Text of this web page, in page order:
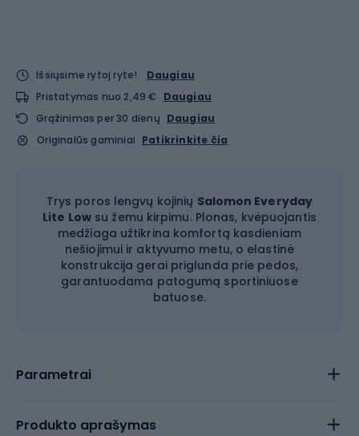
Išsiųsime rytoj ryte!
Daugiau
Pristatymas nuo 2,49 €
Daugiau
Grąžinimas per 30 dienų Daugiau
Originalūs gaminiai Patikrinkite čia
Trys poros lengvų kojinių Salomon Everyday
Lite Low su žemu kirpimu. Plonas, kvėpuojantis
medžiaga užtikrina komfortą kasdieniam
nešiojimui ir aktyvumo metu, o elastinė
konstrukcija gerai priglunda prie pėdos,
garantuodama patogumą sportiniuose
batuose.
Parametrai
Produkto aprašymas